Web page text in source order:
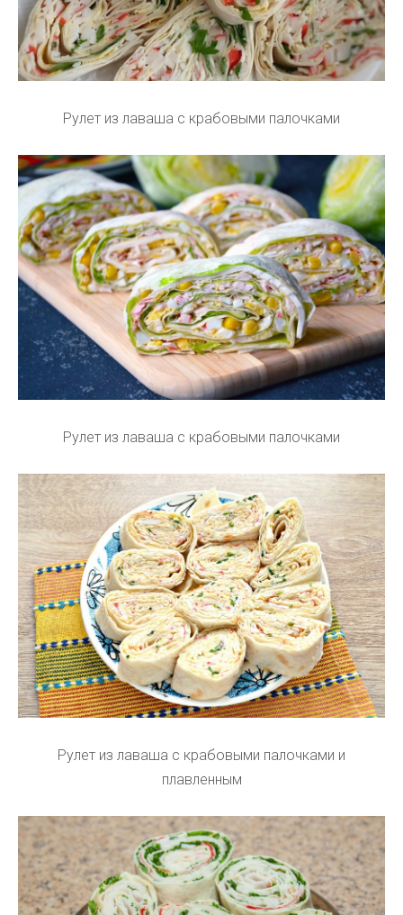
Рулет из лаваша с крабовыми палочками
Рулет из лаваша с крабовыми палочками
Рулет из лаваша с крабовыми палочками и
плавленным